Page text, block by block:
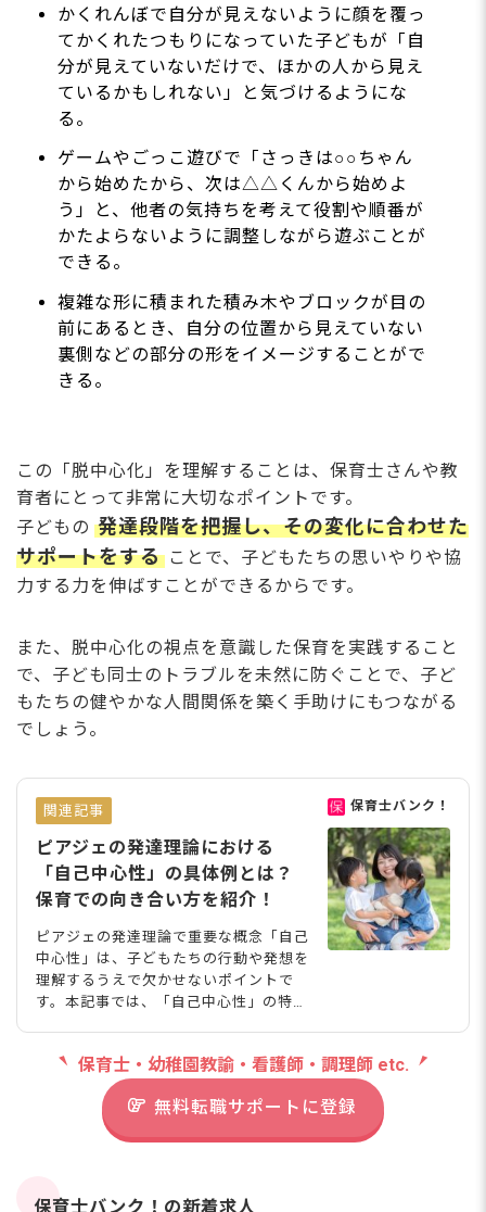
かくれんぼで自分が見えないように顔を覆っ
てかくれたつもりになっていた子どもが「自
分が見えていないだけで、ほかの人から見え
ているかもしれない」と気づけるようにな
る。
ゲームやごっこ遊びで「さっきは○○ちゃん
から始めたから、次は△△くんから始めよ
う」と、他者の気持ちを考えて役割や順番が
かたよらないように調整しながら遊ぶことが
できる。
複雑な形に積まれた積み木やブロックが目の
前にあるとき、自分の位置から見えていない
裏側などの部分の形をイメージすることがで
きる。
この「脱中心化」を理解することは、保育士さんや教
育者にとって非常に大切なポイントです。
子どもの 発達段階を把握し、その変化に合わせた
サポートをする ことで、子どもたちの思いやりや協
力する力を伸ばすことができるからです。
また、脱中心化の視点を意識した保育を実践すること
で、子ども同士のトラブルを未然に防ぐことで、子ど
もたちの健やかな人間関係を築く手助けにもつながる
でしょう。
関連記事
ピアジェの発達理論における
「自己中心性」の具体例とは？
保育での向き合い方を紹介！
ピアジェの発達理論で重要な概念「自己
中心性」は、子どもたちの行動や発想を
理解するうえで欠かせないポイントで
す。本記事では、「自己中心性」の特徴
対応のコツについて詳しく紹介します。
【保育での具体例】ピアジェの発達理論
とは ジャン・ピアジェ（1896-1980）
は、発達心理学の分野で著名な心理学者
考や行動の特徴を詳細に研究しました。
保育士バンク！
保育士・幼稚園教諭・看護師・調理師 etc.
無料転職サポートに登録
保育士バンク！の新着求人